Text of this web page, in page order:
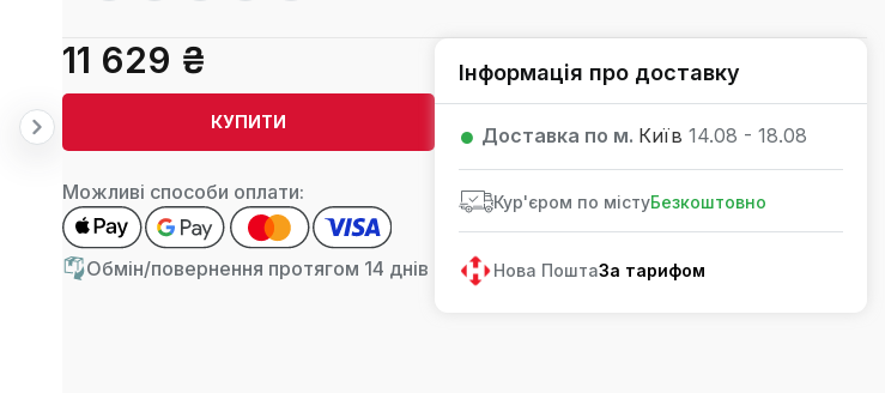
11 629 ₴
КУПИТИ
Можливі способи оплати:
Обмін/повернення протягом 14 днів
Інформація про доставку
Доставка по м. Київ 14.08 - 18.08
Кур'єром по містуБезкоштовно
Нова ПоштаЗа тарифом